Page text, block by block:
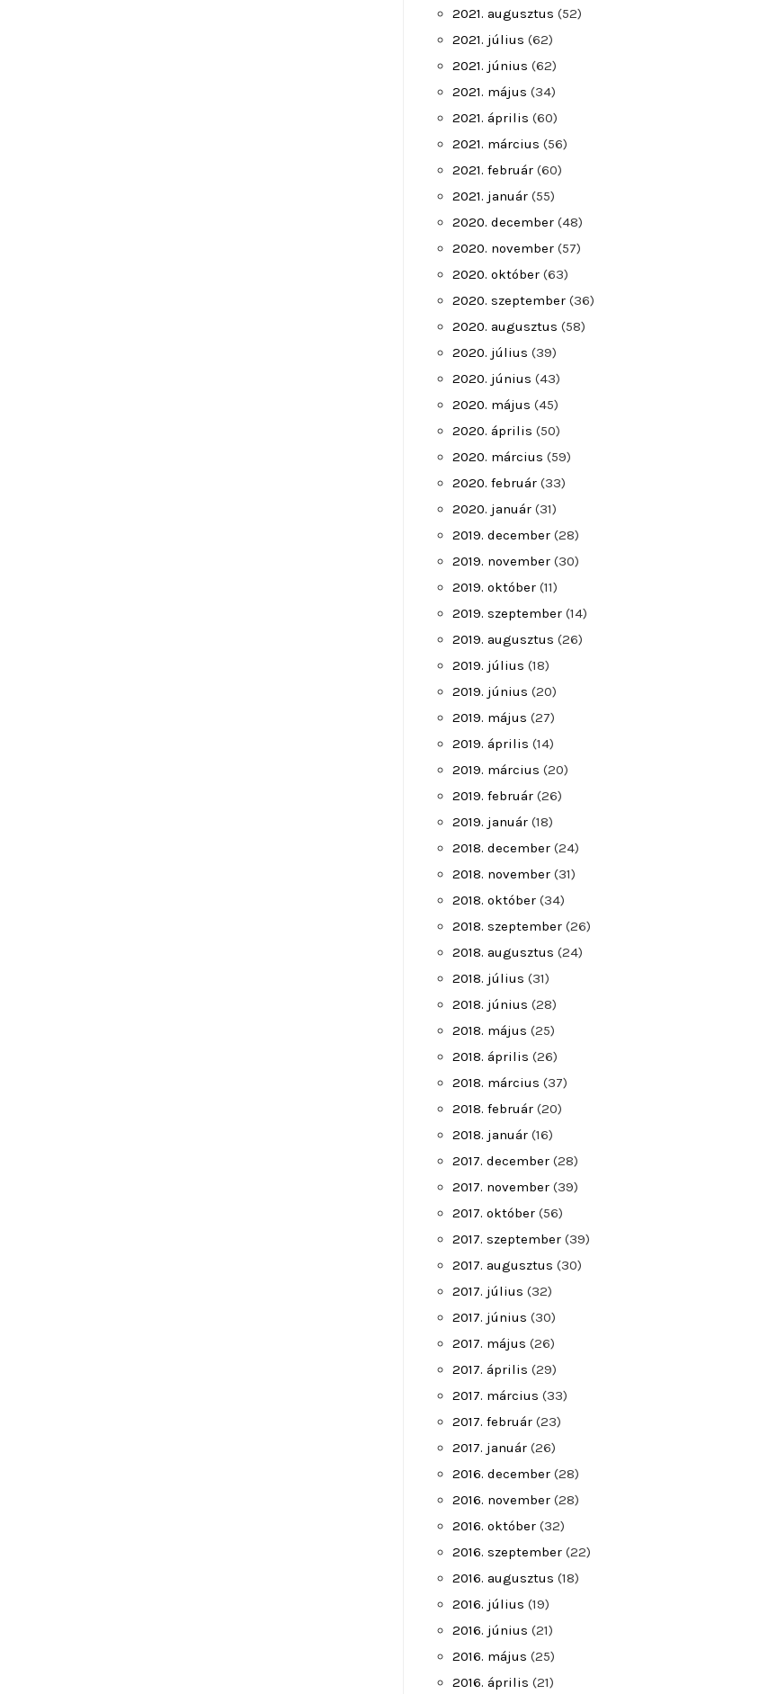
2021. augusztus (52)
2021. július (62)
2021. június (62)
2021. május (34)
2021. április (60)
2021. március (56)
2021. február (60)
2021. január (55)
2020. december (48)
2020. november (57)
2020. október (63)
2020. szeptember (36)
2020. augusztus (58)
2020. július (39)
2020. június (43)
2020. május (45)
2020. április (50)
2020. március (59)
2020. február (33)
2020. január (31)
2019. december (28)
2019. november (30)
2019. október (11)
2019. szeptember (14)
2019. augusztus (26)
2019. július (18)
2019. június (20)
2019. május (27)
2019. április (14)
2019. március (20)
2019. február (26)
2019. január (18)
2018. december (24)
2018. november (31)
2018. október (34)
2018. szeptember (26)
2018. augusztus (24)
2018. július (31)
2018. június (28)
2018. május (25)
2018. április (26)
2018. március (37)
2018. február (20)
2018. január (16)
2017. december (28)
2017. november (39)
2017. október (56)
2017. szeptember (39)
2017. augusztus (30)
2017. július (32)
2017. június (30)
2017. május (26)
2017. április (29)
2017. március (33)
2017. február (23)
2017. január (26)
2016. december (28)
2016. november (28)
2016. október (32)
2016. szeptember (22)
2016. augusztus (18)
2016. július (19)
2016. június (21)
2016. május (25)
2016. április (21)